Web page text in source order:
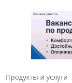
Продукты и услуги